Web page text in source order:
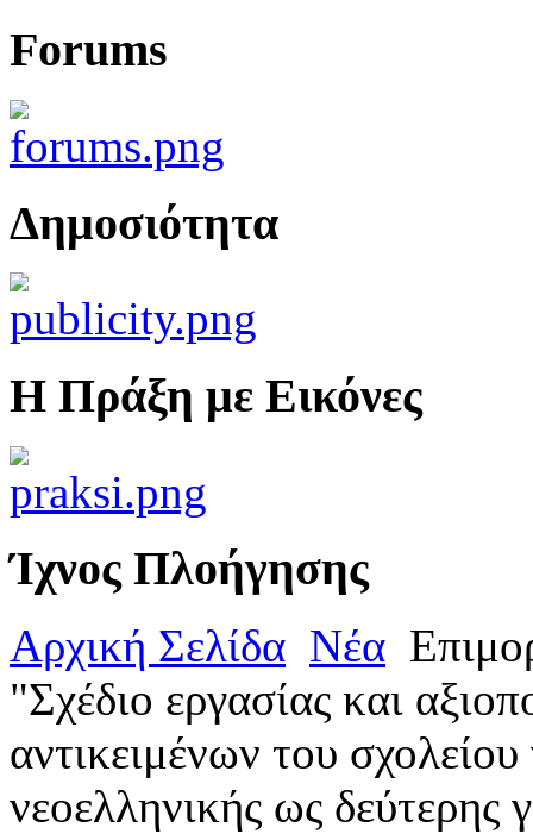
Forums
Δημοσιότητα
Η Πράξη με Εικόνες
Ίχνος Πλοήγησης
Αρχική Σελίδα Νέα
"Σχέδιο εργασίας και
αντικειμένων του
νεοελληνικής ως δεύτερης